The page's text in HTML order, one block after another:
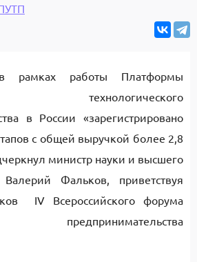
работы Платформы
технологического
в России «зарегистрировано
с общей выручкой более 2,8
министр науки и высшего
Фальков, приветствуя
IV Всероссийского форума
предпринимательства